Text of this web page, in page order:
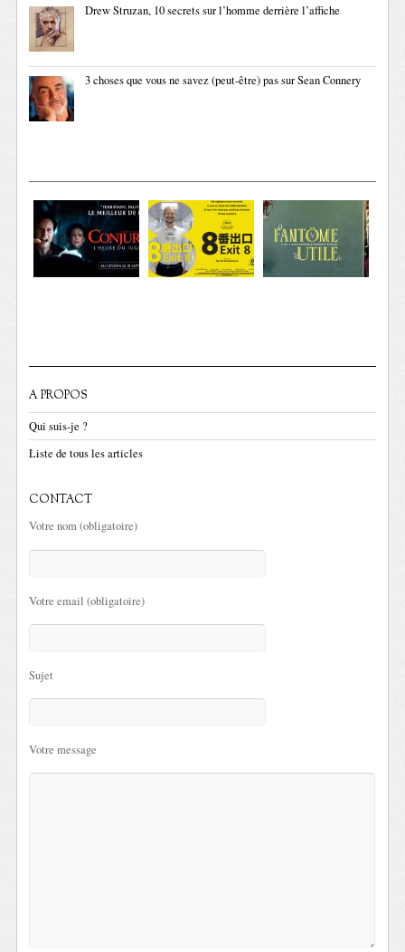
Drew Struzan, 10 secrets sur l’homme derrière l’affiche
3 choses que vous ne savez (peut-être) pas sur Sean Connery
A PROPOS
Qui suis-je ?
Liste de tous les articles
CONTACT
Votre nom (obligatoire)
Votre email (obligatoire)
Sujet
Votre message